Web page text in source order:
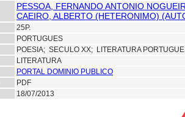
PESSOA, FERNANDO ANTONIO
CAEIRO, ALBERTO (HETERONIMO)
25P.
PORTUGUES
POESIA; SECULO XX; LITERATURA
LITERATURA
PORTAL DOMINIO PUBLICO
PDF
18/07/2013